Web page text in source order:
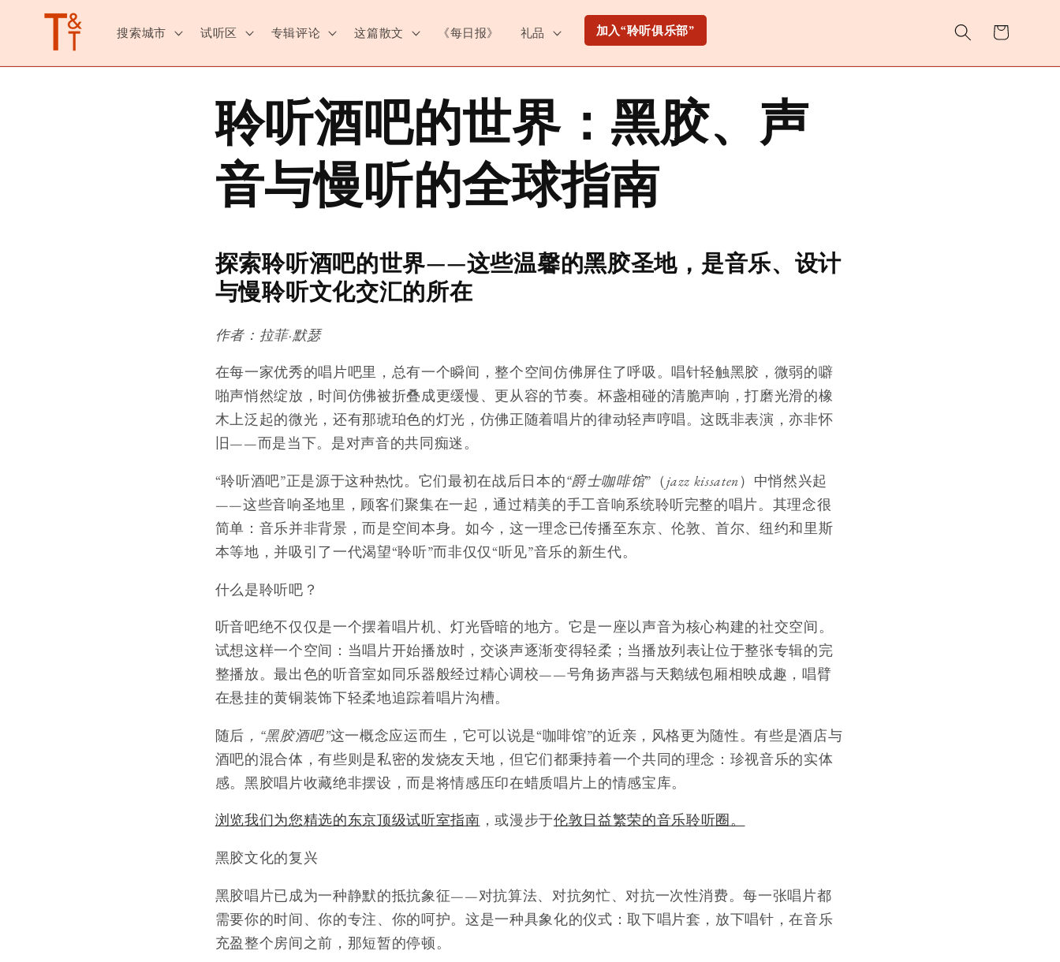
跳至内
搜索城市 试听区 专辑评论 这篇散文 《每日报》 礼品 加入“聆听俱乐部”
物
聆听酒吧的世界：黑胶、声
音与慢听的全球指南
探索聆听酒吧的世界——这些温馨的黑胶圣地，是音乐、设计
与慢聆听文化交汇的所在
作者：拉菲·默瑟
在每一家优秀的唱片吧里，总有一个瞬间，整个空间仿佛屏住了呼吸。唱针轻触黑胶，微弱的噼
啪声悄然绽放，时间仿佛被折叠成更缓慢、更从容的节奏。杯盏相碰的清脆声响，打磨光滑的橡
木上泛起的微光，还有那琥珀色的灯光，仿佛正随着唱片的律动轻声哼唱。这既非表演，亦非怀
旧——而是当下。是对声音的共同痴迷。
“聆听酒吧”正是源于这种热忱。它们最初在战后日本的“爵士咖啡馆”（ jazz kissaten）中悄然兴起
——这些音响圣地里，顾客们聚集在一起，通过精美的手工音响系统聆听完整的唱片。其理念很
简单：音乐并非背景，而是空间本身。如今，这一理念已传播至东京、伦敦、首尔、纽约和里斯
本等地，并吸引了一代渴望“聆听”而非仅仅“听见”音乐的新生代。
什么是聆听吧？
听音吧绝不仅仅是一个摆着唱片机、灯光昏暗的地方。它是一座以声音为核心构建的社交空间。
试想这样一个空间：当唱片开始播放时，交谈声逐渐变得轻柔；当播放列表让位于整张专辑的完
整播放。最出色的听音室如同乐器般经过精心调校——号角扬声器与天鹅绒包厢相映成趣，唱臂
在悬挂的黄铜装饰下轻柔地追踪着唱片沟槽。
随后 ，“黑胶酒吧”这一概念应运而生，它可以说是“咖啡馆”的近亲，风格更为随性。有些是酒店与
酒吧的混合体，有些则是私密的发烧友天地，但它们都秉持着一个共同的理念：珍视音乐的实体
感。黑胶唱片收藏绝非摆设，而是将情感压印在蜡质唱片上的情感宝库。
浏览我们为您精选的东京顶级试听室指南 ，或漫步于伦敦日益繁荣的音乐聆听圈。
黑胶文化的复兴
黑胶唱片已成为一种静默的抵抗象征——对抗算法、对抗匆忙、对抗一次性消费。每一张唱片都
需要你的时间、你的专注、你的呵护。这是一种具象化的仪式：取下唱片套，放下唱针，在音乐
充盈整个房间之前，那短暂的停顿。